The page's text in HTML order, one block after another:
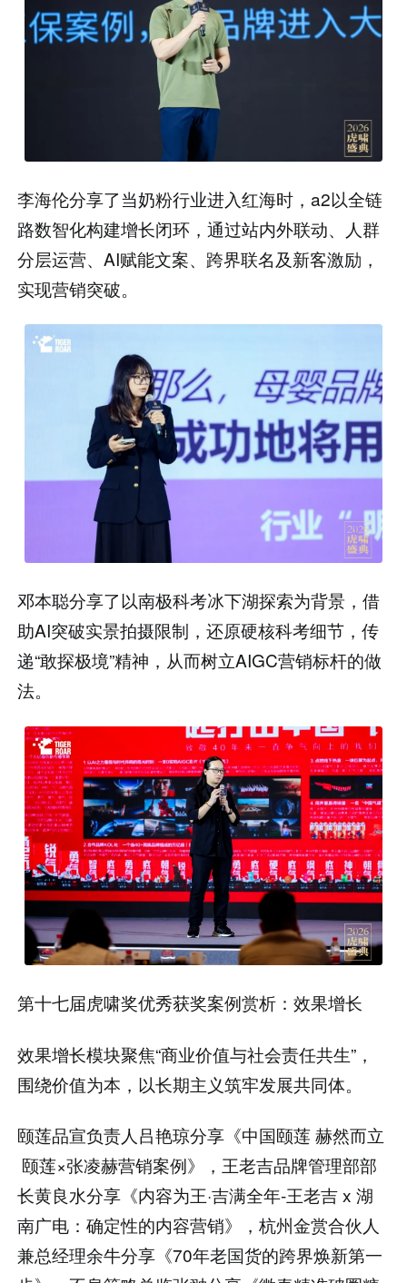
李海伦分享了当奶粉行业进入红海时，a2以全链
路数智化构建增长闭环，通过站内外联动、人群
分层运营、AI赋能文案、跨界联名及新客激励，
实现营销突破。
邓本聪分享了以南极科考冰下湖探索为背景，借
助AI突破实景拍摄限制，还原硬核科考细节，传
递“敢探极境”精神，从而树立AIGC营销标杆的做
法。
第十七届虎啸奖优秀获奖案例赏析：效果增长
效果增长模块聚焦“商业价值与社会责任共生”，
围绕价值为本，以长期主义筑牢发展共同体。
颐莲品宣负责人吕艳琼分享《中国颐莲 赫然而立
颐莲×张凌赫营销案例》，王老吉品牌管理部部
长黄良水分享《内容为王·吉满全年-王老吉 x 湖
南广电：确定性的内容营销》，杭州金赏合伙人
兼总经理余牛分享《70年老国货的跨界焕新第一